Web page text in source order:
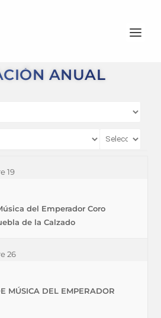
ANUAL
19
del Emperador Coro
de la Calzado
26
MÚSICA DEL EMPERADOR